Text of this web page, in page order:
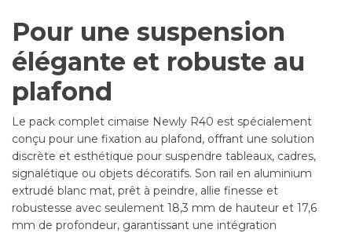
Pour une suspension
élégante et robuste au
plafond
Le pack complet cimaise Newly R40 est spécialement
conçu pour une fixation au plafond, offrant une solution
discrète et esthétique pour suspendre tableaux, cadres,
signalétique ou objets décoratifs. Son rail en aluminium
extrudé blanc mat, prêt à peindre, allie finesse et
robustesse avec seulement 18,3 mm de hauteur et 17,6
mm de profondeur, garantissant une intégration